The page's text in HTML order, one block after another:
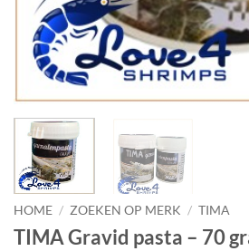
HOME / ZOEKEN OP MERK / TIMA
TIMA Gravid pasta – 70